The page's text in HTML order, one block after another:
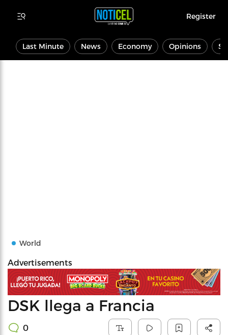
Register
Last Minute News Economy Opinions
World
Advertisements
DSK llega a Francia
0